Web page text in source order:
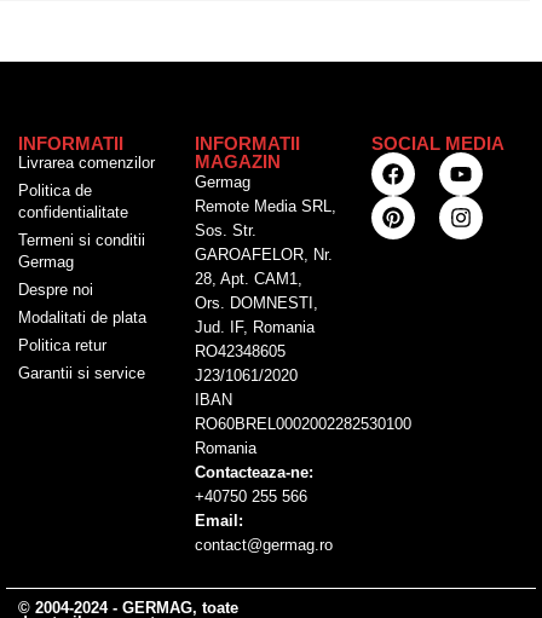
INFORMATII
Livrarea comenzilor
Politica de
confidentialitate
Termeni si conditii
Germag
Despre noi
Modalitati de plata
Politica retur
Garantii si service
INFORMATII
MAGAZIN
Germag
Remote Media SRL,
Sos. Str.
GAROAFELOR, Nr.
28, Apt. CAM1,
Ors. DOMNESTI,
Jud. IF, Romania
RO42348605
J23/1061/2020
IBAN
RO60BREL0002002282530100
Romania
Contacteaza-ne:
+40750 255 566
Email:
contact@germag.ro
SOCIAL MEDIA
© 2004-2024 - GERMAG, toate